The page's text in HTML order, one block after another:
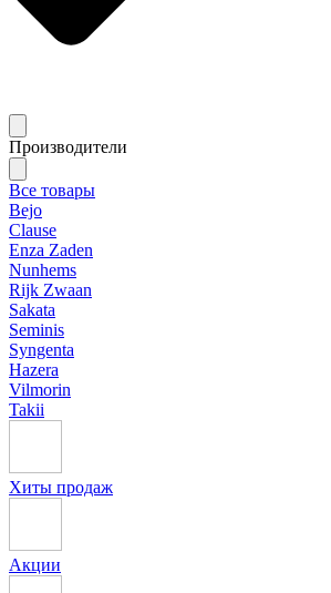
Производители
Все товары
Bejo
Clause
Enza Zaden
Nunhems
Rijk Zwaan
Sakata
Seminis
Syngenta
Hazera
Vilmorin
Takii
Хиты продаж
Акции